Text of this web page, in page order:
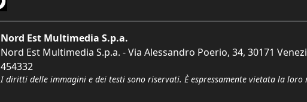
Nord Est Multimedia S.p.a.
Nord Est Multimedia S.p.a. - Via Alessandro Poerio, 34, 30171
454332
I diritti delle immagini e dei testi sono riservati. È espressamente vietata la